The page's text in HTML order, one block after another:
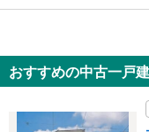
おすすめの中古一戸